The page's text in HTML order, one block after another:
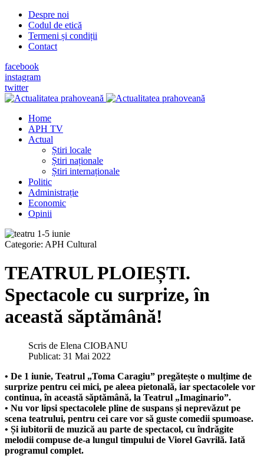
Despre noi
Codul de etică
Termeni și condiții
Contact
facebook
instagram
twitter
Home
APH TV
Actual
Știri locale
Știri naționale
Știri internaționale
Politic
Administrație
Economic
Opinii
Categorie: APH Cultural
TEATRUL PLOIEȘTI.
Spectacole cu surprize, în
această săptămână!
Scris de Elena CIOBANU
Publicat: 31 Mai 2022
• De 1 iunie, Teatrul „Toma Caragiu” pregătește o mulțime de
surprize pentru cei mici, pe aleea pietonală, iar spectacolele vor
continua, în această săptămână, la Teatrul „Imaginario”.
• Nu vor lipsi spectacolele pline de suspans și neprevăzut pe
scena teatrului, pentru cei care vor să guste comedii spumoase.
• Și iubitorii de muzică au parte de spectacol, cu îndrăgite
melodii compuse de-a lungul timpului de Viorel Gavrilă. Iată
programul complet.